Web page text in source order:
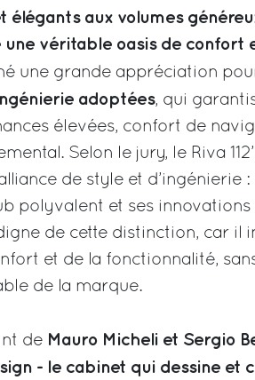
élégants aux volumes
une véritable oasis de confort
une grande appréciation
adoptées, qui
élevées, confort de
Selon le jury, le Riva
de style et d’ingénierie
polyvalent et ses innovations
de cette distinction, car il
et de la fonctionnalité,
de la marque.
de Mauro Micheli et Sergio
- le cabinet qui dessine et